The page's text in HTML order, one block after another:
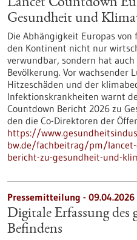
Lancet Countdown
Gesundheit und
Die Abhängigkeit Europas
den Kontinent nicht nur
verwundbar, sondern hat
Bevölkerung. Vor wachsender
Hitzeschäden und der
Infektionskrankheiten warnt
Countdown Bericht 2026 zu
den die Co-Direktoren der
https://
bw.de/fachbeitrag/pm/
bericht-zu-gesundheit-und-
Pressemitteilung - 09.04.2026
Digitale Erfassung des
Befindens